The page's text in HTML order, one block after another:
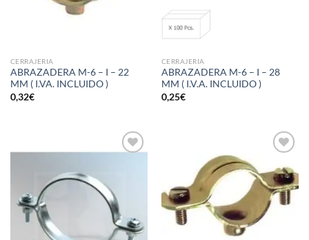
CERRAJERIA
ABRAZADERA M-6 – I – 22
MM ( I.VA. INCLUIDO )
0,32€
CERRAJERIA
ABRAZADERA M-6 – I – 28
MM ( I.V.A. INCLUIDO )
0,25€
a la
lista de
deseos